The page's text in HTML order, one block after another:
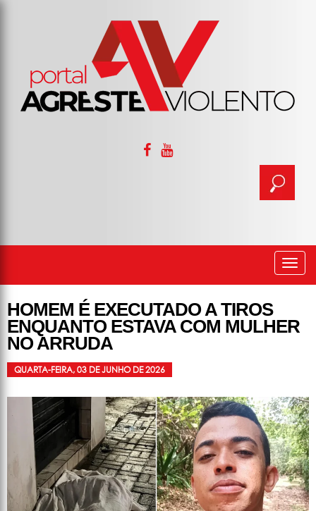
HOMEM É EXECUTADO A TIROS
ENQUANTO ESTAVA COM MULHER
NO ARRUDA
QUARTA-FEIRA, 03 DE JUNHO DE 2026